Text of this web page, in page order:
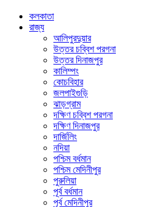
কলকাতা
রাজ্য
আলিপুরদুয়ার
উত্তর চব্বিশ পরগনা
উত্তর দিনাজপুর
কালিম্পং
কোচবিহার
জলপাইগুড়ি
ঝাড়গ্রাম
দক্ষিণ চব্বিশ পরগনা
দক্ষিণ দিনাজপুর
দার্জিলিং
নদিয়া
পশ্চিম বর্ধমান
পশ্চিম মেদিনীপুর
পুরুলিয়া
পূর্ব বর্ধমান
পূর্ব মেদিনীপুর